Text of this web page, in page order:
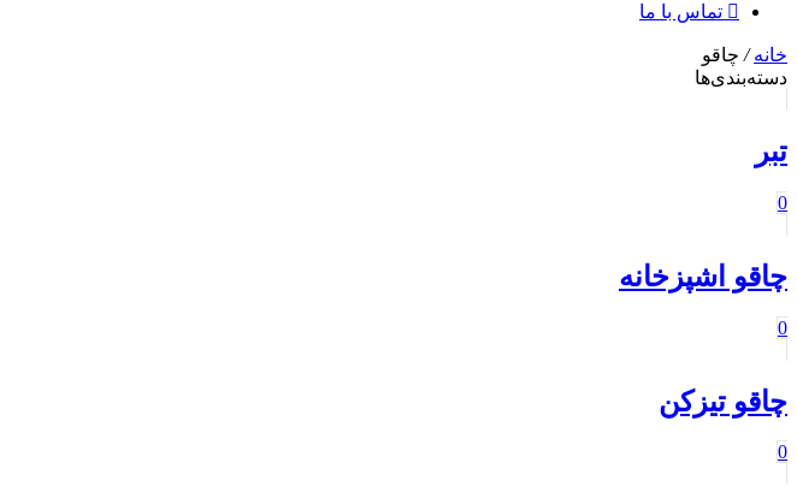
تماس با ما
خانه/ چاقو
دسته‌بندی‌ها
تبر
0
چاقو اشپزخانه
0
چاقو تیزکن
0